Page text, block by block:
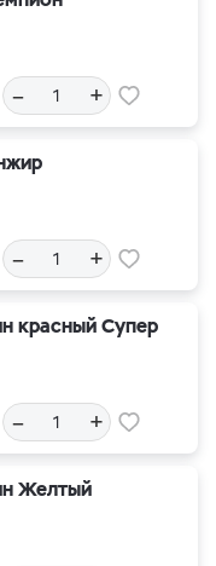
– +
– +
красный Супер
– +
Желтый